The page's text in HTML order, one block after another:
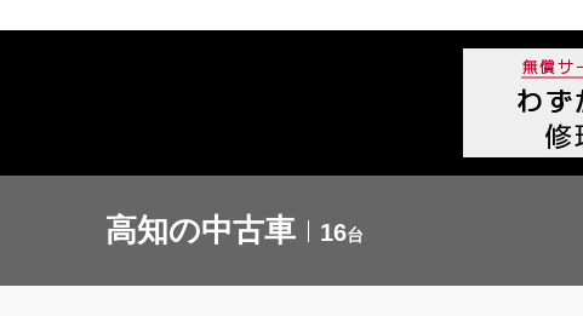
高知の中古車 16台